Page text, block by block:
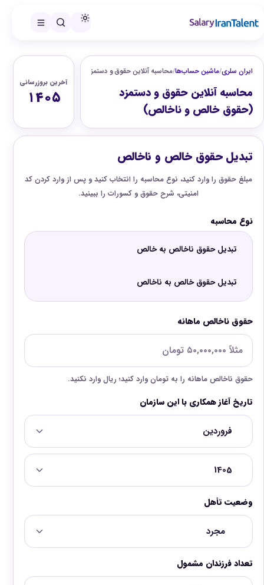
ایران سلری/ماشین حساب‌ها/محاسبه آنلاین حقوق و دستمزد (حقوق خالص و ناخالص)
محاسبه آنلاین حقوق و دستمزد
(حقوق خالص و ناخالص)
آخرین بروزرسانی
۱۴۰۵
فرم محاسبه آنلاین حقوق و دستمزد (حقوق
تبدیل حقوق خالص و ناخالص
مبلغ حقوق را وارد کنید، نوع محاسبه را انتخاب کنید و پس از وارد کردن کد
امنیتی، شرح حقوق و کسورات را ببینید.
نوع محاسبه
تبدیل حقوق ناخالص به خالص
تبدیل حقوق خالص به ناخالص
حقوق ناخالص ماهانه
حقوق ناخالص ماهانه را به تومان وارد کنید؛ ریال وارد نکنید.
تاریخ آغاز همکاری با این سازمان
وضعیت تأهل
تعداد فرزندان مشمول